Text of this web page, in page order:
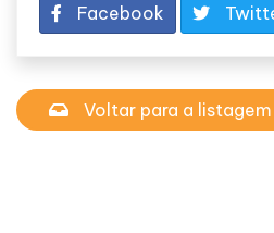
Facebook
Voltar para a